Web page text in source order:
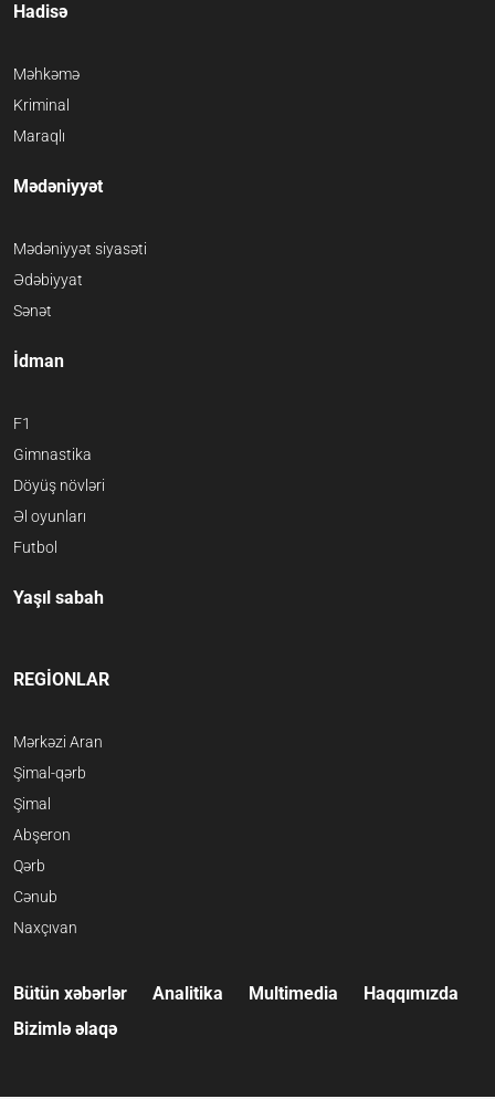
Hadisə
Məhkəmə
Kriminal
Maraqlı
Mədəniyyət
Mədəniyyət siyasəti
Ədəbiyyat
Sənət
İdman
F1
Gimnastika
Döyüş növləri
Əl oyunları
Futbol
Yaşıl sabah
REGİONLAR
Mərkəzi Aran
Şimal-qərb
Şimal
Abşeron
Qərb
Cənub
Naxçıvan
Bütün xəbərlər Analitika Multimedia
Haqqımızda
Bizimlə əlaqə